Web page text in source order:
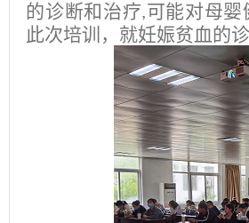
的诊断和治疗,可能对母
此次培训，就妊娠贫血的